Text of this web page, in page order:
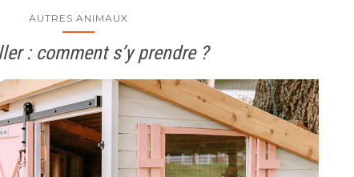
AUTRES ANIMAUX
: comment s’y prendre ?